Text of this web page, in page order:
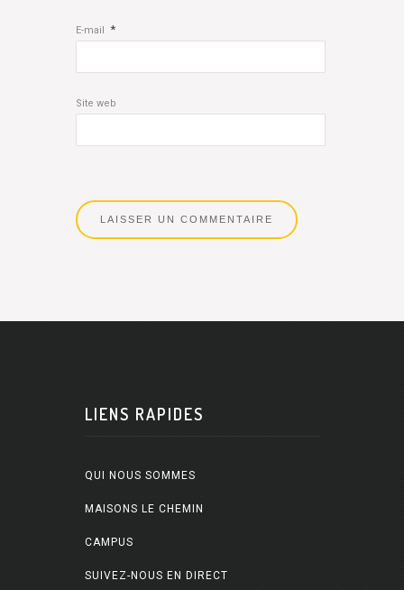
E-mail *
Site web
LIENS RAPIDES
QUI NOUS SOMMES
MAISONS LE CHEMIN
CAMPUS
SUIVEZ-NOUS EN DIRECT